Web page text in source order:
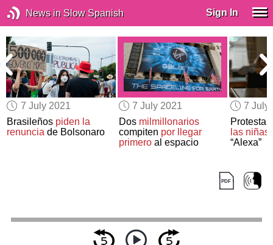
News in Slow Spanish Sign In
7 July 2021
Brasileños piden la
renuncia de Bolsonaro
7 July 2021
Dos milmillonarios
compiten por llegar
primeroal espacio
7 July
las niñas
“Alexa”